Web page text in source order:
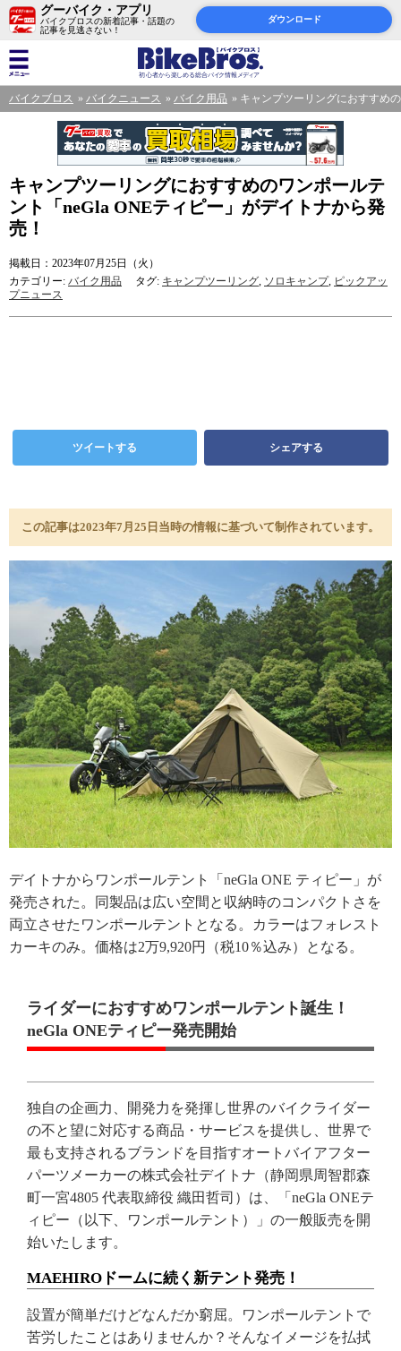
グーバイク・アプリ
バイクブロスの新着記事・話題の
記事を見逃さない！
ダウンロード
バイクブロス バイクニュース バイク用品 キャンプツーリングにおすすめ
キャンプツーリングにおすすめのワンポールテ
ント「neGla ONEティピー」がデイトナから発
売！
掲載日：2023年07月25日（火）
カテゴリー: バイク用品 タグ: キャンプツーリング, ソロキャンプ, ピックアッ
プニュース
ツイートする シェアする
この記事は2023年7月25日当時の情報に基づいて制作されています。
デイトナからワンポールテント「neGla ONE ティピー」が
発売された。同製品は広い空間と収納時のコンパクトさを
両立させたワンポールテントとなる。カラーはフォレスト
カーキのみ。価格は2万9,920円（税10％込み）となる。
ライダーにおすすめワンポールテント誕生！
neGla ONEティピー発売開始
独自の企画力、開発力を発揮し世界のバイクライダー
の不と望に対応する商品・サービスを提供し、世界で
最も支持されるブランドを目指すオートバイアフター
パーツメーカーの株式会社デイトナ（静岡県周智郡森
町一宮4805 代表取締役 織田哲司）は、「neGla ONEテ
ィピー（以下、ワンポールテント）」の一般販売を開
始いたします。
MAEHIROドームに続く新テント発売！
設置が簡単だけどなんだか窮屈。ワンポールテントで
苦労したことはありませんか？そんなイメージを払拭